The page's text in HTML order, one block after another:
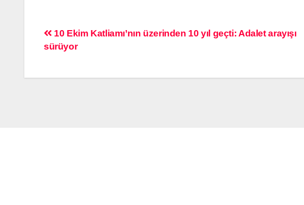
10 Ekim Katliamı’nın üzerinden 10 yıl geçti: Adalet arayışı
sürüyor